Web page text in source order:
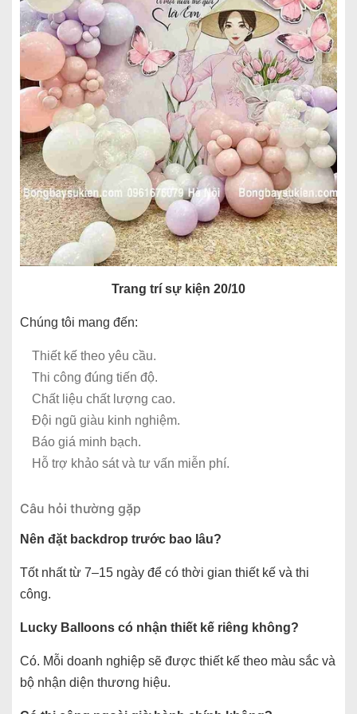
Trang trí sự kiện 20/10
Chúng tôi mang đến:
Thiết kế theo yêu cầu.
Thi công đúng tiến độ.
Chất liệu chất lượng cao.
Đội ngũ giàu kinh nghiệm.
Báo giá minh bạch.
Hỗ trợ khảo sát và tư vấn miễn phí.
Câu hỏi thường gặp
Nên đặt backdrop trước bao lâu?
Tốt nhất từ 7–15 ngày để có thời gian thiết kế và thi
công.
Lucky Balloons có nhận thiết kế riêng không?
Có. Mỗi doanh nghiệp sẽ được thiết kế theo màu sắc và
bộ nhận diện thương hiệu.